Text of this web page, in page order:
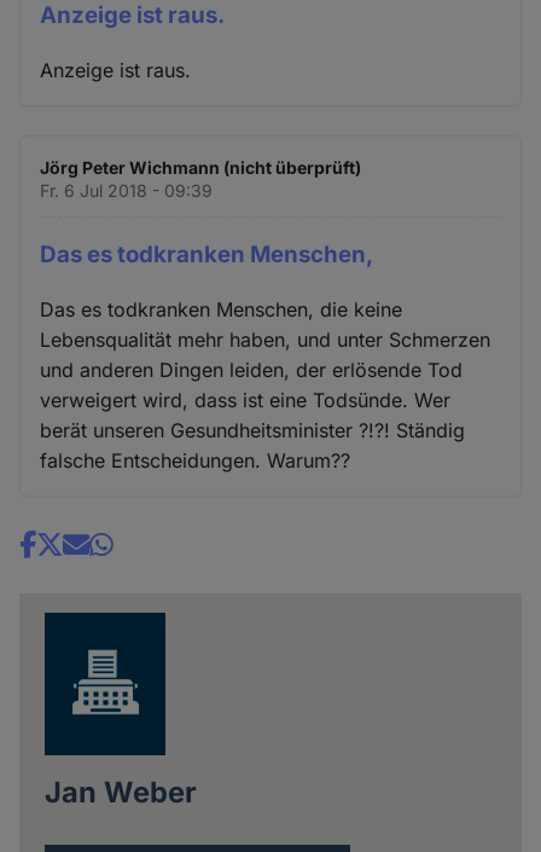
Anzeige ist raus.
Anzeige ist raus.
Jörg Peter Wichmann (nicht überprüft)
Fr. 6 Jul 2018 - 09:39
Das es todkranken Menschen,
Das es todkranken Menschen, die keine
Lebensqualität mehr haben, und unter Schmerzen
und anderen Dingen leiden, der erlösende Tod
verweigert wird, dass ist eine Todsünde. Wer
berät unseren Gesundheitsminister ?!?! Ständig
falsche Entscheidungen. Warum??
Share
Jan Weber